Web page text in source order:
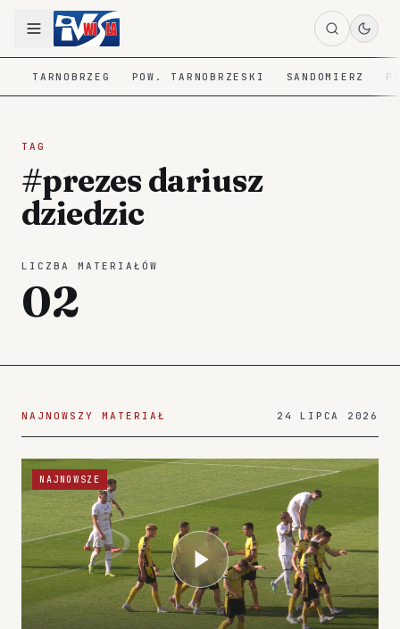
TARNOBRZEG POW. TARNOBRZESKI SANDOMIERZ
TAG
#prezes dariusz
dziedzic
LICZBA MATERIAŁÓW
02
NAJNOWSZY MATERIAŁ 24 LIPCA 2026
NAJNOWSZE